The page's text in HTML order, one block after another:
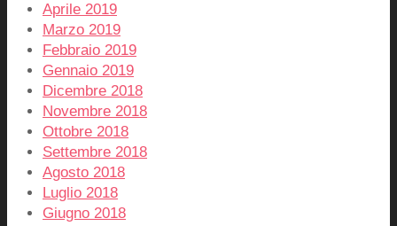
Aprile 2019
Marzo 2019
Febbraio 2019
Gennaio 2019
Dicembre 2018
Novembre 2018
Ottobre 2018
Settembre 2018
Agosto 2018
Luglio 2018
Giugno 2018